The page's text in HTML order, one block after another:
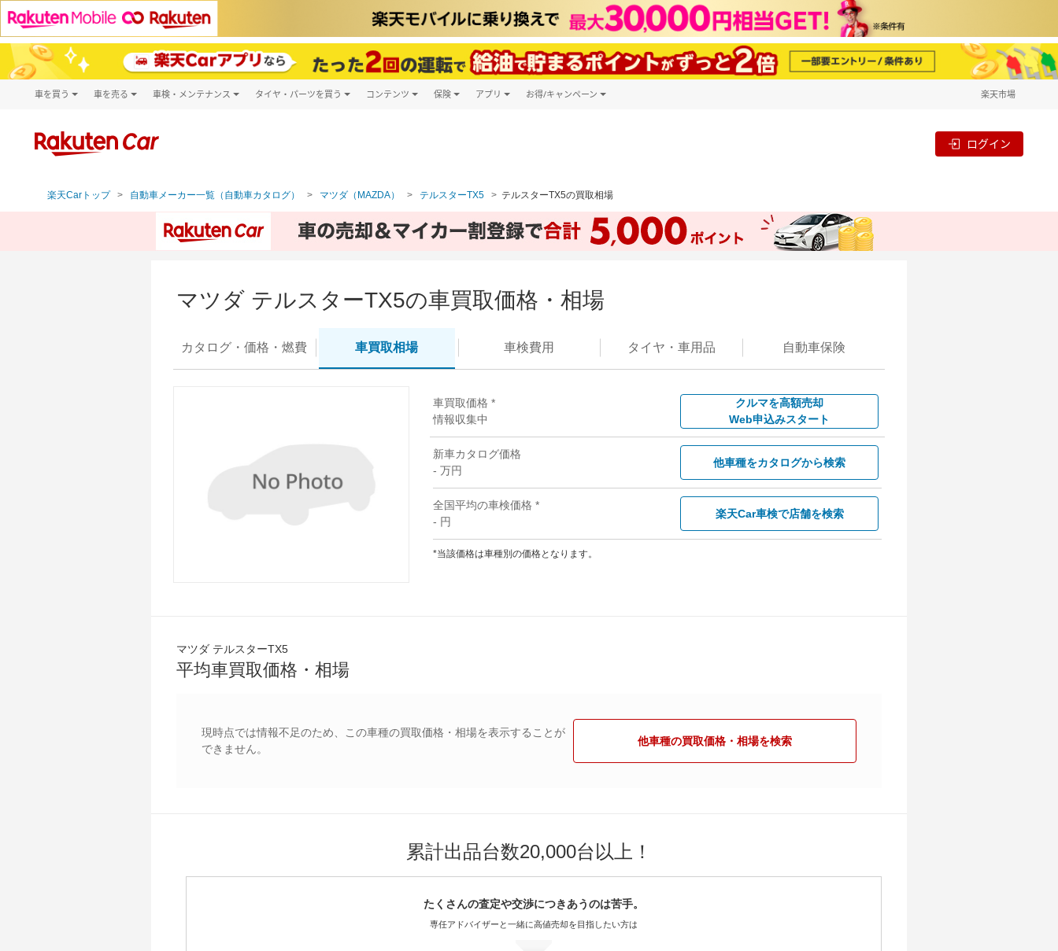
車を買う
新車
車を売る 車検・メンテナンス タイヤ・パーツを買う コンテンツ 保険 アプリ お得/キャンペーン 楽天市場
ログイン
楽天Carトップ 自動車メーカー一覧（自動車カタログ） マツダ（MAZDA） テルスターTX5 テルスターTX5の買取相場
マツダ テルスターTX5の車買取価格・相場
カタログ・価格・燃費 車買取相場 車検費用 タイヤ・ 車用品 自動車保険
車買取価格 *
情報収集中
クルマを高額売却
Web申込みスタート
新車カタログ価格
- 万円
他車種をカタログから検索
全国平均の車検価格 *
- 円
楽天Car車検で店舗を検索
*当該価格は車種別の価格となります。
マツダ テルスターTX5
平均車買取価格・相場
現時点では情報不足のため、この車種の買取価格・相場を表示することが
できません。
他車種の買取価格・相場を検索
累計出品台数20,000台以上！
たくさんの査定や交渉につきあうのは苦手。
専任アドバイザーと一緒に高値売却を目指したい方は